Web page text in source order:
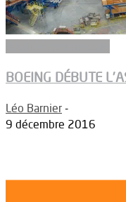
BOEING DÉBUTE
Léo Barnier -
9 décembre 2016